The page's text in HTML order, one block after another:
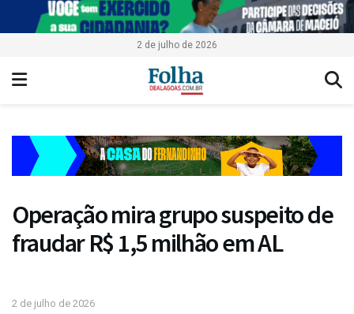
2 de julho de 2026
Operação mira grupo suspeito de
fraudar R$ 1,5 milhão em AL
2 de julho de 2026